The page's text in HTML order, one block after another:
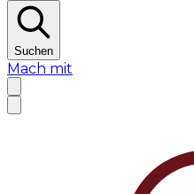
Suchen
Mach mit